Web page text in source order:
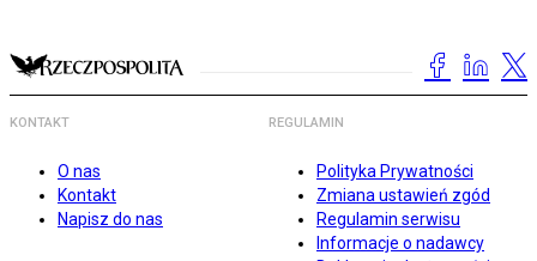
KONTAKT
O nas
Kontakt
Napisz do nas
REGULAMIN
Polityka Prywatności
Zmiana ustawień zgód
Regulamin serwisu
Informacje o nadawcy